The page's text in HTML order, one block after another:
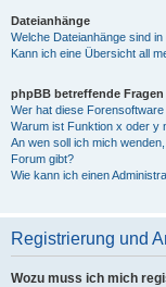
Dateianhänge
Welche Dateianhänge sind
Kann ich eine Übersicht all
phpBB betreffende Fragen
Wer hat diese
Warum ist Funktion x oder y
An wen soll ich mich
Forum gibt?
Wie kann ich einen
Registrierung und
Wozu muss ich mich